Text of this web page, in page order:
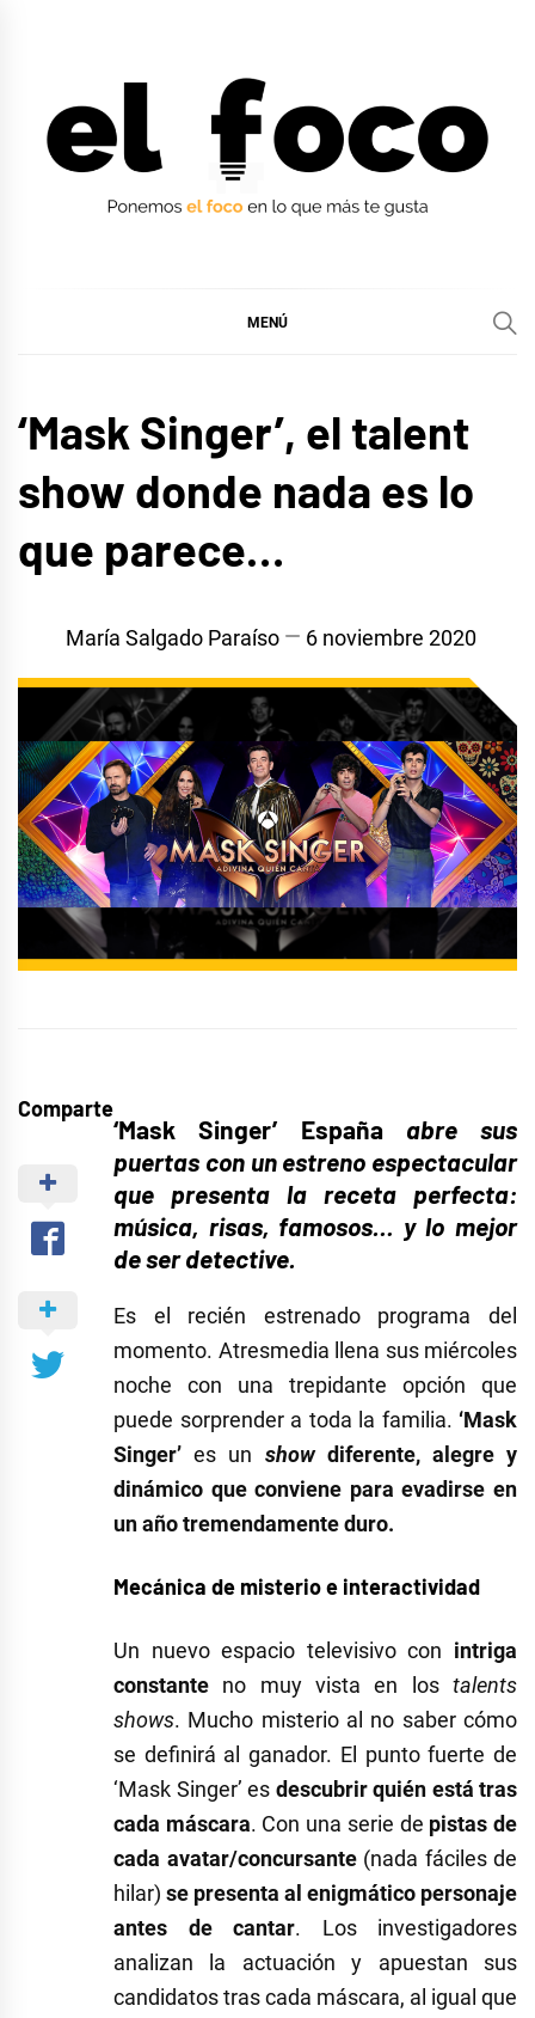
MENÚ
SERIES
Y TV
MÚSICA
‘Mask Singer’, el talent
show donde nada es lo
que parece…
María Salgado Paraíso 6 noviembre 2020
Comparte
‘Mask Singer’ Españaabre sus
puertas con un estreno espectacular
que presenta la receta perfecta:
música, risas, famosos… y lo mejor
de ser detective.
Es el recién estrenado programa del
momento. Atresmedia llena sus miércoles
noche con una trepidante opción que
puede sorprender a toda la familia. ‘Mask
Singer’es un showdiferente, alegre y
dinámico que conviene para evadirse en
un año tremendamente duro.
Mecánica de misterio e interactividad
Un nuevo espacio televisivo con intriga
constante no muy vista en los talents
shows. Mucho misterio al no saber cómo
se definirá al ganador. El punto fuerte de
‘Mask Singer’ es descubrir quién está tras
cada máscara. Con una serie de pistas de
cada avatar/concursante(nada fáciles de
hilar) se presenta al enigmático personaje
antes de cantar. Los investigadores
analizan la actuación y apuestan sus
candidatos tras cada máscara, al igual que